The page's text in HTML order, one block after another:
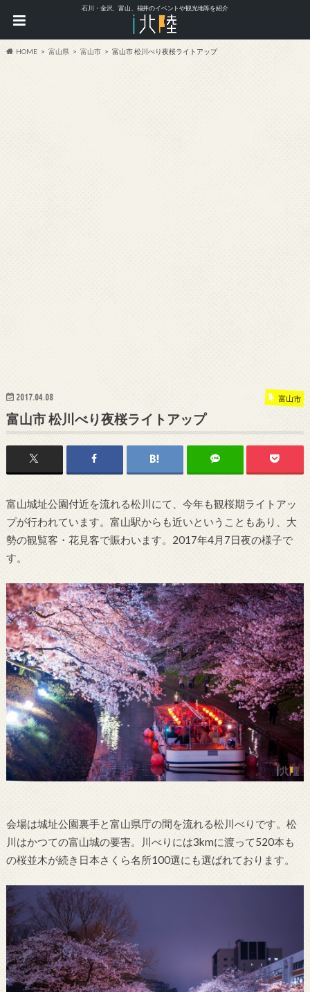
石川・金沢、富山、福井のイベントや観光地等を紹介
HOME 富山県 富山市 富山市 松川べり夜桜ライトアップ
2017.04.08 富山市
富山市 松川べり夜桜ライトアップ
富山城址公園付近を流れる松川にて、今年も観桜期ライトアッ
プが行われています。富山駅からも近いということもあり、大
勢の観覧客・花見客で賑わいます。2017年4月7日夜の様子で
す。
会場は城址公園裏手と富山県庁の間を流れる松川べりです。松
川はかつての富山城の要害。川べりには3kmに渡って520本も
の桜並木が続き日本さくら名所100選にも選ばれております。